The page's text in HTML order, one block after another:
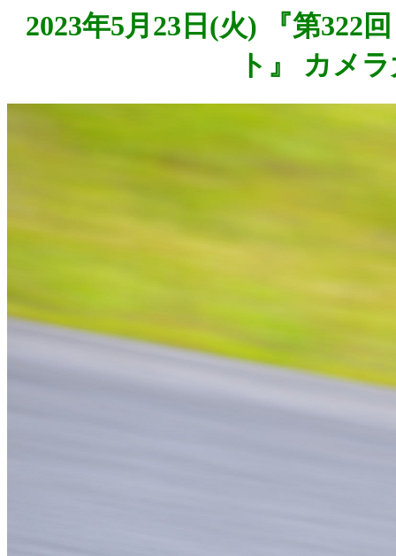
2023年5月23日(火) 『第322
ト』 カメ